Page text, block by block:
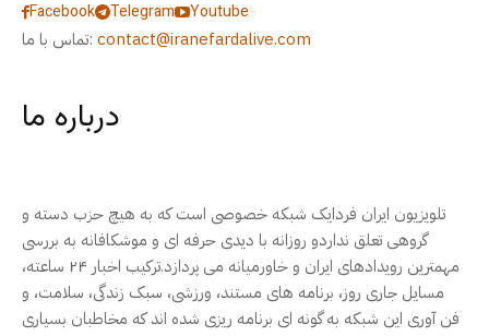
Facebook Telegram
Youtube
تماس با ما: contact@iranefardalive.com
درباره ما
تلویزیون ایران فردایک شبکه خصوصی است که به هیچ حزب دسته و
گروهی تعلق نداردو روزانه با دیدی حرفه ای و موشکافانه به بررسی
مهمترین رویدادهای ایران و خاورمیانه می پردازد.ترکیب اخبار ۲۴ ساعته،
مسایل جاری روز، برنامه های مستند، ورزشی، سبک زندگی، سلامت، و
فن آوری این شبکه به گونه ای برنامه ریزی شده اند که مخاطبان بسیاری